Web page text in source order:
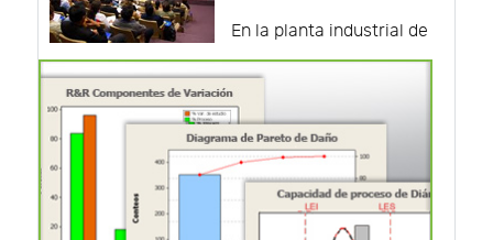
En la planta industrial de